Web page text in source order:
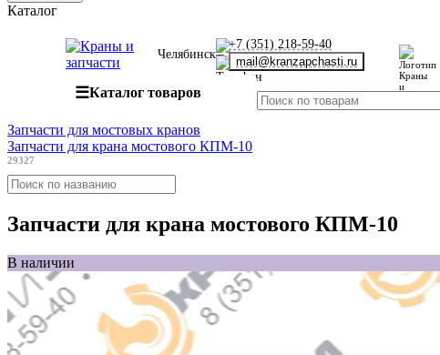
Каталог
Челябинск
+7 (351) 218-59-40
mail@kranzapchasti.ru
☰Каталог товаров
Запчасти для мостовых кранов
Запчасти для крана мостового КПМ-10
29327
Запчасти для крана мостового КПМ-10
В наличии